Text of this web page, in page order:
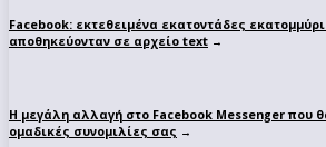
Facebook: εκτεθειμένα εκατοντάδες
αποθηκεύονταν σε αρχείο text →
Η μεγάλη αλλαγή στο Facebook Messenger που
ομαδικές συνομιλίες σας →